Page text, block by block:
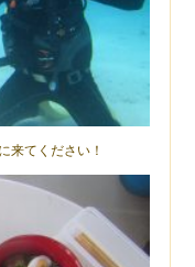
来てください！